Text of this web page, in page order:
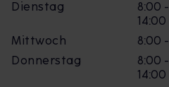
Dienstag
8:00
Mittwoch
8:00
Donnerstag
8:00